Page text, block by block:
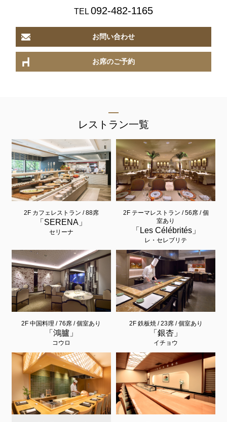
TEL 092-482-1165
お問い合わせ
お席のご予約
レストラン一覧
2F カフェレストラン / 88席
「SERENA」
セリーナ
2F テーマレストラン / 56席 / 個
室あり
「Les Célébrités」
レ・セレブリテ
2F 中国料理 / 76席 / 個室あり
「鴻臚」
コウロ
2F 鉄板焼 / 23席 / 個室あり
「銀杏」
イチョウ